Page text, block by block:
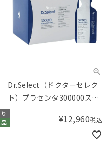
Dr.Select（ドクターセレク
ト）プラセンタ300000スマ
ートパック 30包入
¥12,960税込